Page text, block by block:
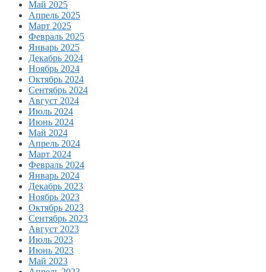
Май 2025
Апрель 2025
Март 2025
Февраль 2025
Январь 2025
Декабрь 2024
Ноябрь 2024
Октябрь 2024
Сентябрь 2024
Август 2024
Июль 2024
Июнь 2024
Май 2024
Апрель 2024
Март 2024
Февраль 2024
Январь 2024
Декабрь 2023
Ноябрь 2023
Октябрь 2023
Сентябрь 2023
Август 2023
Июль 2023
Июнь 2023
Май 2023